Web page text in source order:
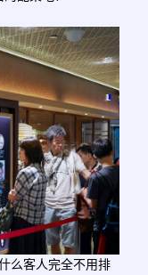
么客人完全不用排